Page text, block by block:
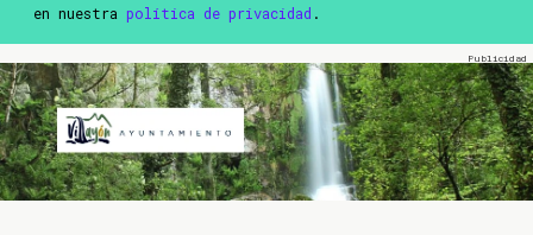
en nuestra política de privacidad .